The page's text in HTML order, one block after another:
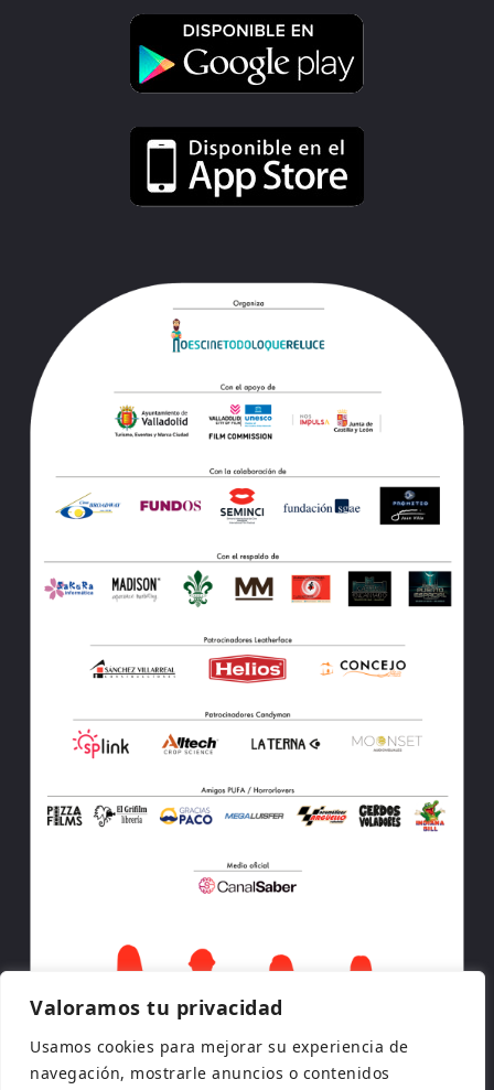
Valoramos tu privacidad
Usamos cookies para mejorar su experiencia de
navegación, mostrarle anuncios o contenidos